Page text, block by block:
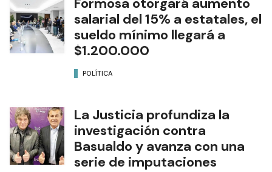
Formosa otorgará aumento
salarial del 15% a estatales, el
sueldo mínimo llegará a
$1.200.000
POLÍTICA
La Justicia profundiza la
investigación contra
Basualdo y avanza con una
serie de imputaciones